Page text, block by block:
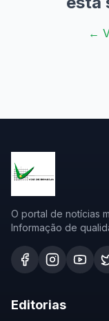
←
O portal de notícias
Informação de
Editorias